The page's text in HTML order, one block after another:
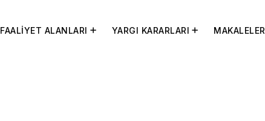
FAALİYET ALANLARI YARGI KARARLARI MAKALELER